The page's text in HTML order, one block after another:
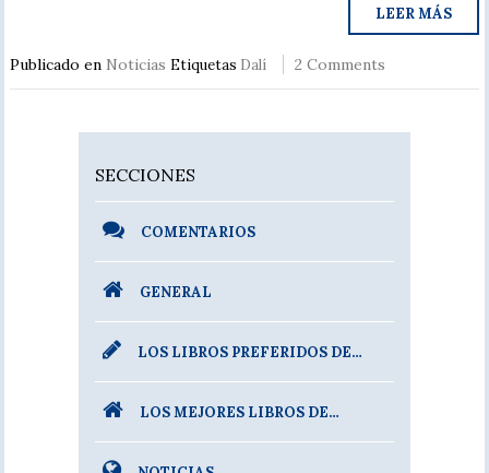
LEER MÁS
Publicado en Noticias Etiquetas Dalí 2 Comments
SECCIONES
COMENTARIOS
GENERAL
LOS LIBROS PREFERIDOS DE…
LOS MEJORES LIBROS DE…